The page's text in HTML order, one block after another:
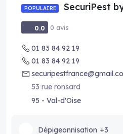
POPULAIRE SecuriPest
0.0 0 avis
01 83 84 92 19
01 83 84 92 19
53 rue ronsard
95 - Val-d'Oise
Dépigeonnisation +3